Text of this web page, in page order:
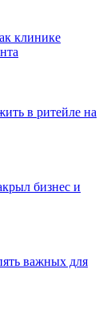
клинике
в ритейле на
бизнес и
важных для